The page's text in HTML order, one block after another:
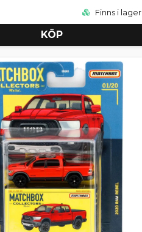
Finns i lager
KÖP